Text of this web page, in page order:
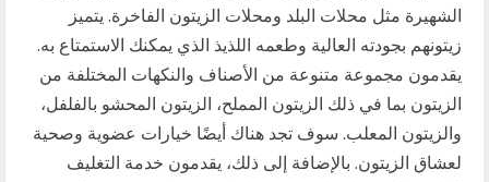
الشهيرة مثل محلات البلد ومحلات الزيتون الفاخرة. يتميز
زيتونهم بجودته العالية وطعمه اللذيذ الذي يمكنك الاستمتاع به.
يقدمون مجموعة متنوعة من الأصناف والنكهات المختلفة من
الزيتون بما في ذلك الزيتون المملح، الزيتون المحشو بالفلفل،
والزيتون المعلب. سوف تجد هناك أيضًا خيارات عضوية وصحية
لعشاق الزيتون. بالإضافة إلى ذلك، يقدمون خدمة التغليف